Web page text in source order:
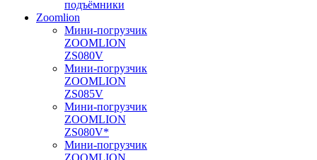
подъёмники
Zoomlion
Мини-погрузчик
ZOOMLION
ZS080V
Мини-погрузчик
ZOOMLION
ZS085V
Мини-погрузчик
ZOOMLION
ZS080V*
Мини-погрузчик
ZOOMLION